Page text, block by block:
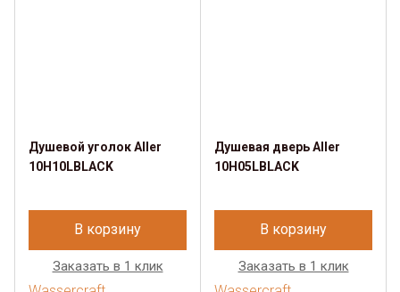
Душевой уголок Aller
10H10LBLACK
В корзину
Заказать в 1 клик
Душевая дверь Aller
10H05LBLACK
В корзину
Заказать в 1 клик